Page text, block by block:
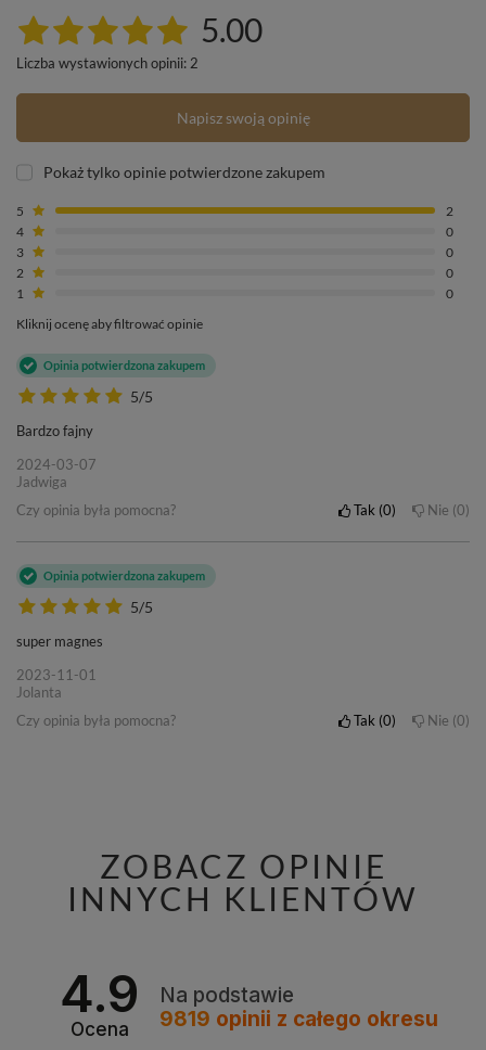
5.00
Liczba wystawionych opinii: 2
Napisz swoją opinię
Pokaż tylko opinie potwierdzone zakupem
5
2
4
0
3
0
2
0
1
0
Kliknij ocenę aby filtrować opinie
5/5
Opinia potwierdzona zakupem
Bardzo fajny
2024-03-07
Jadwiga
Czy opinia była pomocna?
Tak 0 Nie 0
5/5
Opinia potwierdzona zakupem
super magnes
2023-11-01
Jolanta
Czy opinia była pomocna?
Tak 0 Nie 0
ZOBACZ OPINIE
INNYCH KLIENTÓW
4.9
Ocena
Na podstawie
9819 opinii z całego okresu